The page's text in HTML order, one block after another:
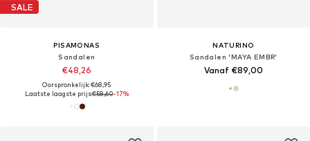
SALE
PISAMONAS
Sandalen
€48,26
Oorspronkelijk: €68,95
Laatste laagste prijs:€58,60-17%
NATURINO
Sandalen 'MAYA EMBR'
Vanaf €89,00